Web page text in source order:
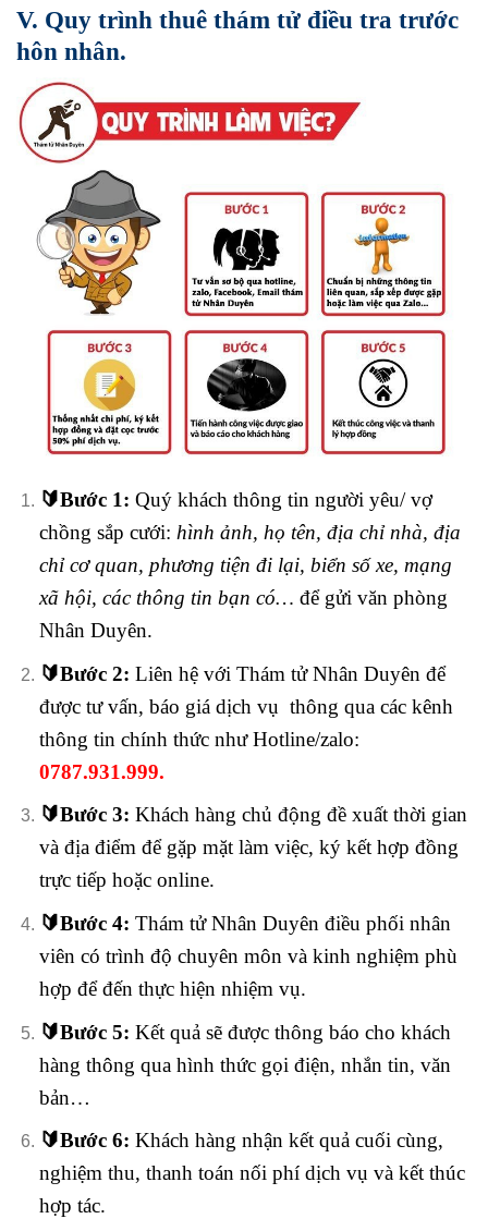
V. Quy trình thuê thám tử điều tra trước
hôn nhân.
🔰Bước 1: Quý khách thông tin người yêu/ vợ
chồng sắp cưới: hình ảnh, họ tên, địa chỉ nhà, địa
chỉ cơ quan, phương tiện đi lại, biển số xe, mạng
xã hội, các thông tin bạn có… để gửi văn phòng
Nhân Duyên.
🔰Bước 2: Liên hệ với Thám tử Nhân Duyên để
được tư vấn, báo giá dịch vụ thông qua các kênh
thông tin chính thức như Hotline/zalo:
0787.931.999.
🔰Bước 3: Khách hàng chủ động đề xuất thời gian
và địa điểm để gặp mặt làm việc, ký kết hợp đồng
trực tiếp hoặc online.
🔰Bước 4: Thám tử Nhân Duyên điều phối nhân
viên có trình độ chuyên môn và kinh nghiệm phù
hợp để đến thực hiện nhiệm vụ.
🔰Bước 5: Kết quả sẽ được thông báo cho khách
hàng thông qua hình thức gọi điện, nhắn tin, văn
bản…
🔰Bước 6: Khách hàng nhận kết quả cuối cùng,
nghiệm thu, thanh toán nối phí dịch vụ và kết thúc
hợp tác.